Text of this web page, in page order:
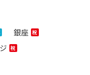
銀座 祝
祝